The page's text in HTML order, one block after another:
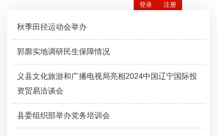
登录 注册
秋季田径运动会举办
郭廓实地调研民生保障情况
义县文化旅游和广播电视局亮相2024中国辽宁国际投
资贸易洽谈会
县委组织部举办党务培训会